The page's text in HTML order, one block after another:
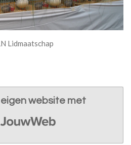
Lidmaatschap
eigen website met